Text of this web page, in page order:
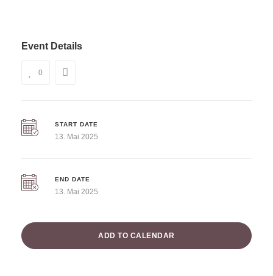
Event Details
0
START DATE
13. Mai 2025
END DATE
13. Mai 2025
ADD TO CALENDAR